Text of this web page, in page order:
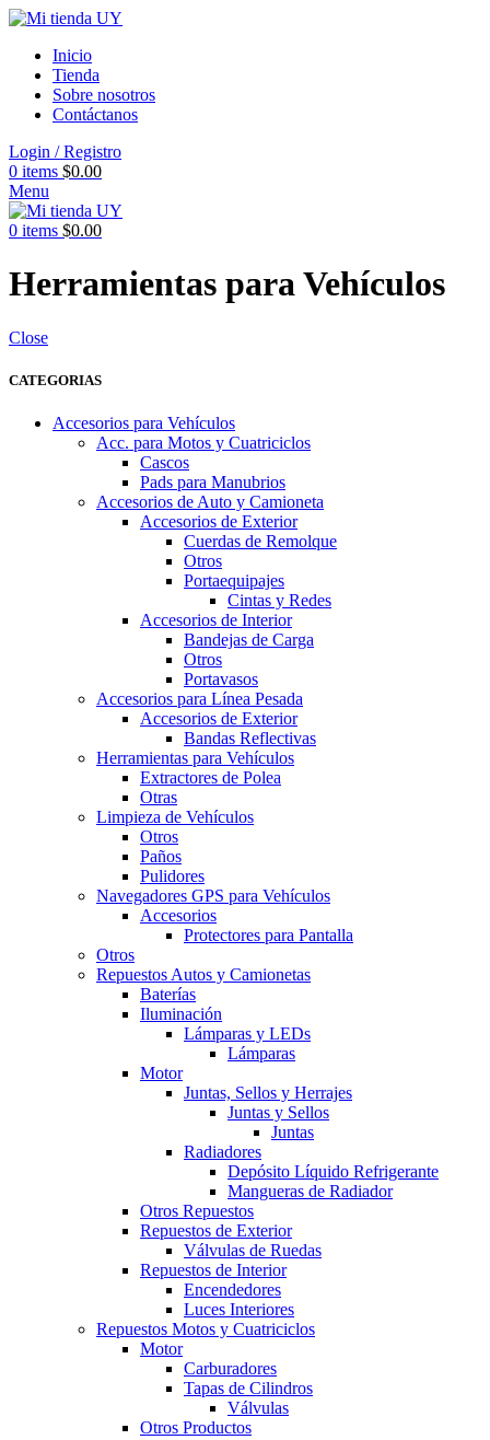
Inicio
Tienda
Sobre nosotros
Contáctanos
Login / Registro
0 items $0.00
Menu
0 items $0.00
Herramientas para Vehículos
Close
CATEGORIAS
Accesorios para Vehículos
Acc. para Motos y Cuatriciclos
Cascos
Pads para Manubrios
Accesorios de Auto y Camioneta
Accesorios de Exterior
Cuerdas de Remolque
Otros
Portaequipajes
Cintas y Redes
Accesorios de Interior
Bandejas de Carga
Otros
Portavasos
Accesorios para Línea Pesada
Accesorios de Exterior
Bandas Reflectivas
Herramientas para Vehículos
Extractores de Polea
Otras
Limpieza de Vehículos
Otros
Paños
Pulidores
Navegadores GPS para Vehículos
Accesorios
Protectores para Pantalla
Otros
Repuestos Autos y Camionetas
Baterías
Iluminación
Lámparas y LEDs
Lámparas
Motor
Juntas, Sellos y Herrajes
Juntas y Sellos
Juntas
Radiadores
Depósito Líquido Refrigerante
Mangueras de Radiador
Otros Repuestos
Repuestos de Exterior
Válvulas de Ruedas
Repuestos de Interior
Encendedores
Luces Interiores
Repuestos Motos y Cuatriciclos
Motor
Carburadores
Tapas de Cilindros
Válvulas
Otros Productos